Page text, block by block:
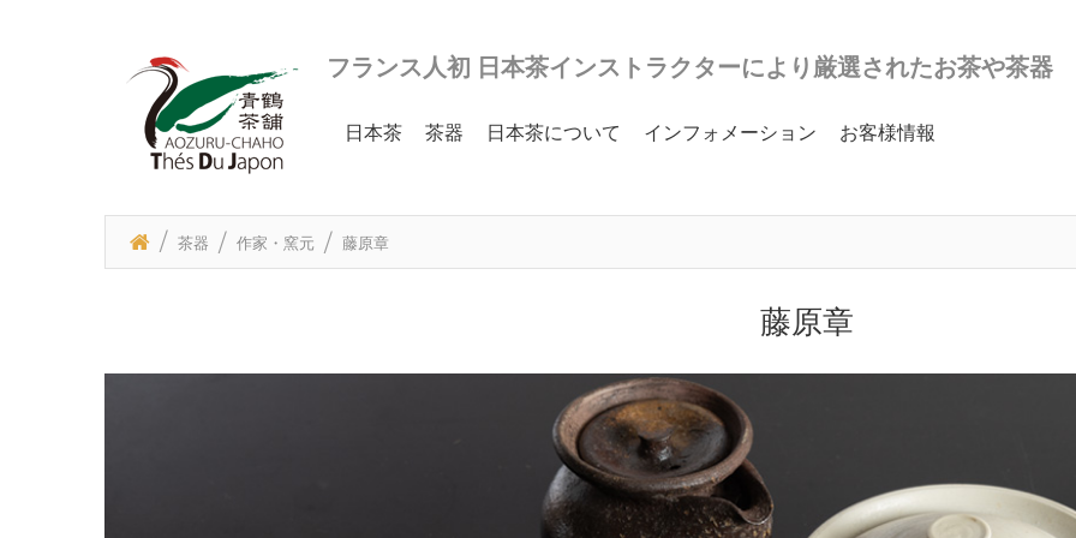
フランス人初 日本茶インストラクターにより厳選されたお茶や茶器
日本茶 茶器 日本茶について インフォメーション お客様情報
茶器 作家・窯元 藤原章
藤原章